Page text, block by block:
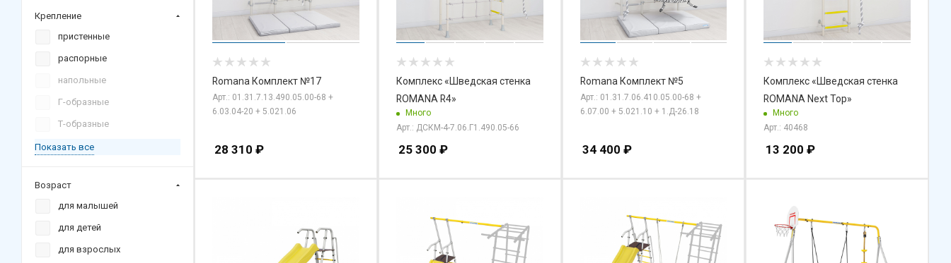
Romana Комплект №17
Арт.: 01.31.7.13.490.05.00-68 +
6.03.04-20 + 5.021.06
28 310 ₽
Комплекс «Шведская стенка
ROMANA R4»
Много
Арт.: ДСКМ-4-7.06.Г1.490.05-66
25 300 ₽
Romana Комплект №5
Арт.: 01.31.7.06.410.05.00-68 +
6.07.00 + 5.021.10 + 1.Д-26.18
34 400 ₽
Комплекс «Шведская стенка
ROMANA Next Top»
Много
Арт.: 40468
13 200 ₽
Крепление
пристенные
распорные
напольные
Г-образные
Т-образные
Показать все
Возраст
для малышей
для детей
для взрослых